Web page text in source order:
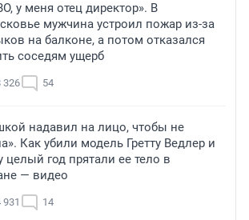
у меня отец директор». В
мужчина устроил пожар из-за
на балконе, а потом отказался
соседям ущерб
326 54
надавил на лицо, чтобы не
Как убили модель Гретту Ведлер и
целый год прятали ее тело в
— видео
931 14